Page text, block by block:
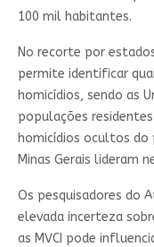
100 mil habitantes.
No recorte por
permite identificar
homicídios, sendo as
populações
homicídios ocultos do
Minas Gerais lideram
Os pesquisadores do
elevada incerteza
as MVCI pode